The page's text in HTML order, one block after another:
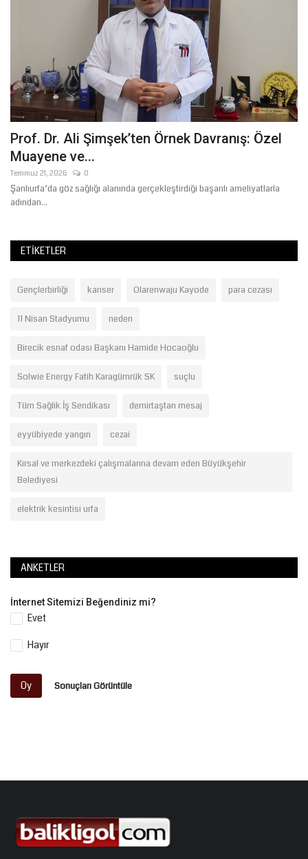
Prof. Dr. Ali Şimşek’ten Örnek Davranış: Özel
Muayene ve...
Temmuz 21, 2026 0
Şanlıurfa’da göz sağlığı alanında gerçekleştirdiği başarılı ameliyatlarla
adından...
ETIKETLER
Gençlerbirliği kanser Olarenwaju Kayode para cezası
11 Nisan Stadyumu neden
Birecik esnaf odası Başkanı Hamide Hocaoğlu
Solwie Energy Fatih Karagümrük SK suçlu
Tüm Sağlik İş Sendikası demirtaştan mesaj
eyyübiyede yangın cezai
Kırsal ve merkezdeki çalışmalarına devam eden Büyükşehir
Belediyesi
elektrik kesintisi urfa
ANKETLER
İnternet Sitemizi Beğendiniz mi?
Evet
Hayır
Oy Sonuçları Görüntüle